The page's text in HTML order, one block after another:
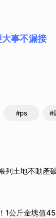
事不漏接
#ps #
列土地不動產
1公斤金塊值